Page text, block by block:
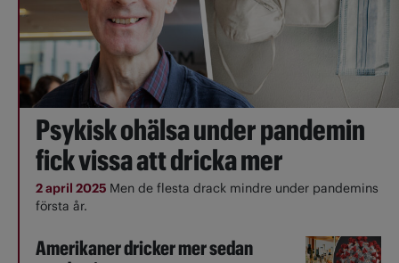
Psykisk ohälsa under pandemin
fick vissa att dricka mer
2 april 2025 Men de flesta drack mindre under pandemins
första år.
Amerikaner dricker mer sedan